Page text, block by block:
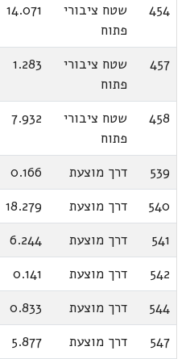
454
שטח ציבורי
פתוח
14.071
457
שטח ציבורי
פתוח
1.283
458
שטח ציבורי
פתוח
7.932
539 דרך מוצעת
0.166
540
דרך מוצעת
18.279
541
דרך מוצעת
6.244
542
דרך מוצעת
0.141
544
דרך מוצעת
0.833
547
דרך מוצעת
5.877